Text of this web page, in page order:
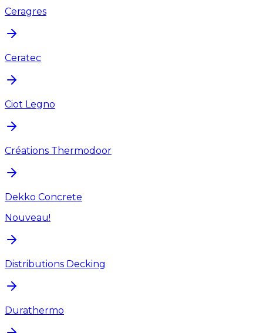
Ceragres
Ceratec
Ciot Legno
Créations Thermodoor
Dekko Concrete
Nouveau!
Distributions Decking
Durathermo